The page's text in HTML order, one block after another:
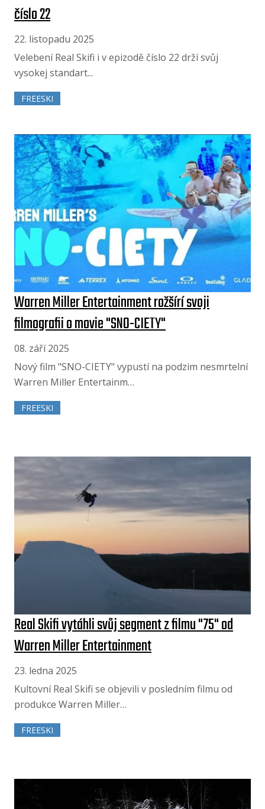
číslo 22
22. listopadu 2025
Velebení Real Skifi i v epizodě číslo 22 drží svůj
vysokej standart...
FREESKI
Warren Miller Entertainment rožšírí svoji
filmografii o movie "SNO-CIETY"
08. září 2025
Nový film "SNO-CIETY" vypustí na podzim nesmrtelní
Warren Miller Entertainm…
FREESKI
Real Skifi vytáhli svůj segment z filmu "75" od
Warren Miller Entertainment
23. ledna 2025
Kultovní Real Skifi se objevili v posledním filmu od
produkce Warren Miller…
FREESKI